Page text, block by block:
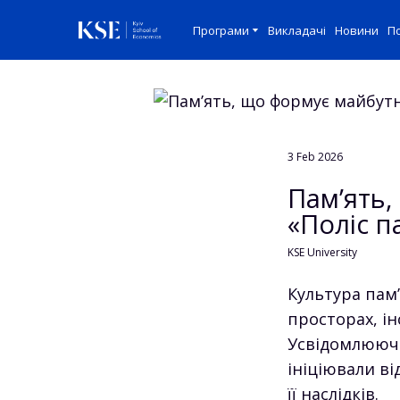
Програми Викладачі Новини
3 Feb 2026
«Поліс
KSE University
Культура
просторах,
ініціювали
її наслідків.